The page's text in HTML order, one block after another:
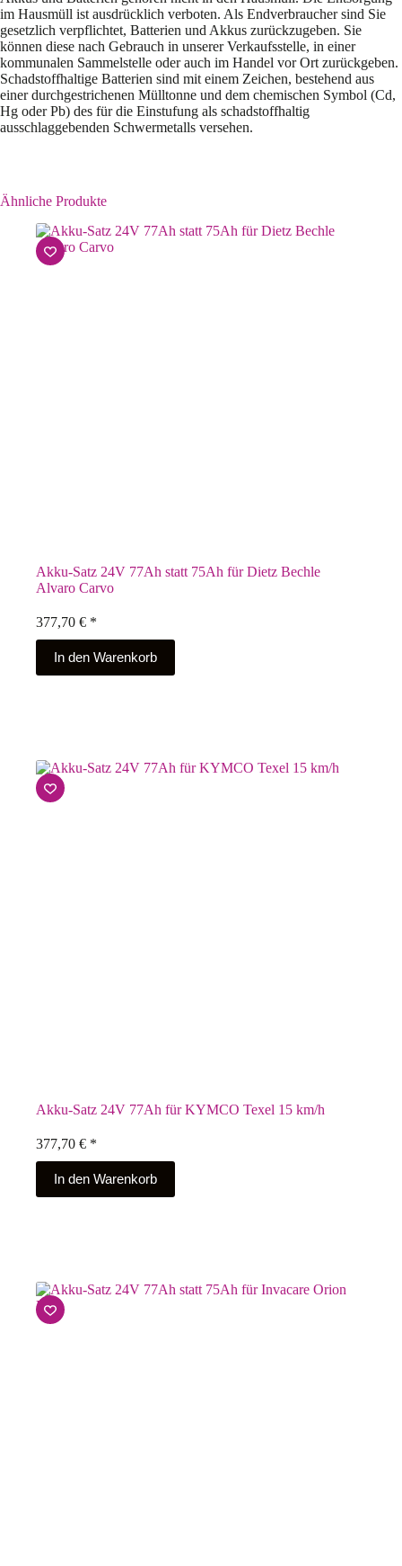
im Hausmüll ist ausdrücklich verboten. Als Endverbraucher sind Sie
gesetzlich verpflichtet, Batterien und Akkus zurückzugeben. Sie
können diese nach Gebrauch in unserer Verkaufsstelle, in einer
kommunalen Sammelstelle oder auch im Handel vor Ort zurückgeben.
Schadstoffhaltige Batterien sind mit einem Zeichen, bestehend aus
einer durchgestrichenen Mülltonne und dem chemischen Symbol (Cd,
Hg oder Pb) des für die Einstufung als schadstoffhaltig
ausschlaggebenden Schwermetalls versehen.
Ähnliche Produkte
Akku-Satz 24V 77Ah statt 75Ah für Dietz Bechle
Alvaro Carvo
377,70 € *
In den Warenkorb
Akku-Satz 24V 77Ah für KYMCO Texel 15 km/h
377,70 € *
In den Warenkorb